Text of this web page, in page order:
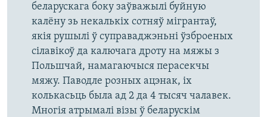
беларускага боку заўважылі буйную
калёну зь некалькіх сотняў мігрантаў,
якія рушылі ў суправаджэньні ўзброеных
сілавікоў да калючага дроту на мяжы з
Польшчай, намагаючыся перасекчы
мяжу. Паводле розных ацэнак, іх
колькасьць была ад 2 да 4 тысяч чалавек.
Многія атрымалі візы ў беларускім